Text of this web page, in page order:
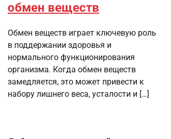
обмен веществ
Обмен веществ играет ключевую роль
в поддержании здоровья и
нормального функционирования
организма. Когда обмен веществ
замедляется, это может привести к
набору лишнего веса, усталости и […]